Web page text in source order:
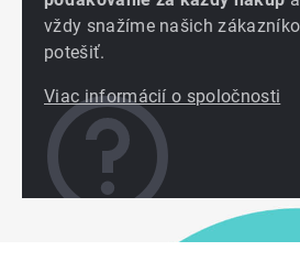
vždy snažíme našich
potešiť.
Viac informácií o spoločnosti